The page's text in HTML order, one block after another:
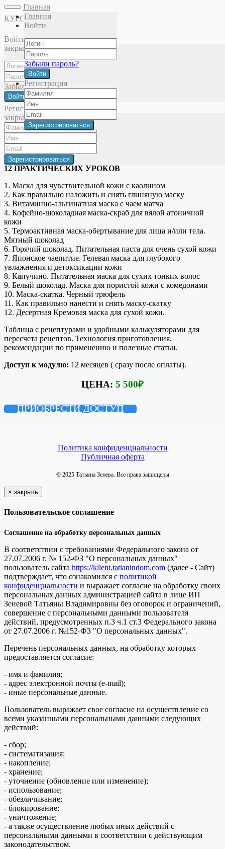
Главная
КУРСЫ
Войти
закрыть
Забыли пароль?
Войти
Регистрация
закрыть
Главная
Войти
Забыли пароль?
Войти
Регистрация
Главная
КОНФЕТЫ. МАСКИ
Модуль «Косметические конфеты. Маски»
Модуль посвящен маскам из глины, кофе, какао и чая. В него
входит:
2 ТЕОРЕТИЧЕСКИХ УРОКА
1. Глина. Классификация и состав глин. Принципы
использования глины в косметике
2. Чай, кофе, шоколад. Полезные свойства и действующие
вещества в косметике
12 ПРАКТИЧЕСКИХ УРОКОВ
1. Маска для чувствительной кожи с каолином
2. Как правильно наложить и снять глиняную маску
3. Витаминно-альгинатная маска с чаем матча
4. Кофейно-шоколадная маска-скраб для вялой атоничной
кожи
5. Термоактивная маска-обертывание для лица и/или тела.
Мятный шоколад
6. Горячий шоколад. Питательная паста для очень сухой кожи
7. Японское чаепитие. Гелевая маска для глубокого
увлажнения и детоксикации кожи
8. Капучино. Питательная маска для сухих тонких волос
9. Белый шоколад. Маска для пористой кожи с комедонами
10. Маска-скатка. Черный трюфель
11. Как правильно нанести и снять маску-скатку
12. Десертная Кремовая маска для сухой кожи.
Таблица с рецептурами и удобными калькуляторами для
пересчета рецептов. Технология приготовления,
рекомендации по применению и полезные статьи.
Доступ к модулю: 12 месяцев ( сразу после оплаты).
ЦЕНА: 5 500₽
ПРИОБРЕСТИ ДОСТУП
Политика конфиденциальности
Публичная оферта
© 2025 Татьяна Зенева. Все права защищены
× закрыть
Пользовательское соглашение
Соглашение на обработку персональных данных
В соответствии с требованиями Федерального закона от
27.07.2006 г. № 152-ФЗ "О персональных данных"
пользователь сайта https://klient.tatianindom.com (далее - Сайт)
подтверждает, что ознакомился с политикой
конфиденциальности и выражает согласие на обработку своих
персональных данных администрацией сайта в лице ИП
Зеневой Татьяны Владимировны без оговорок и ограничений,
совершение с персональными данными пользователя
действий, предусмотренных п.3 ч.1 ст.3 Федерального закона
от 27.07.2006 г. №152-ФЗ "О персональных данных".
Перечень персональных данных, на обработку которых
предоставляется согласие:
- имя и фамилия;
- адрес электронной почты (e-mail);
- иные персональные данные.
Пользователь выражает свое согласие на осуществление со
всеми указанными персональными данными следующих
действий:
- сбор;
- систематизация;
- накопление;
- хранение;
- уточнение (обновление или изменение);
- использование;
- обезличивание;
- блокирование;
- уничтожение;
- а также осуществление любых иных действий с
персональными данными в соответствии с действующим
законодательством.